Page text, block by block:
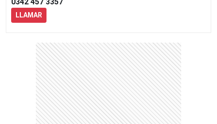
0342 457 3357
LLAMAR